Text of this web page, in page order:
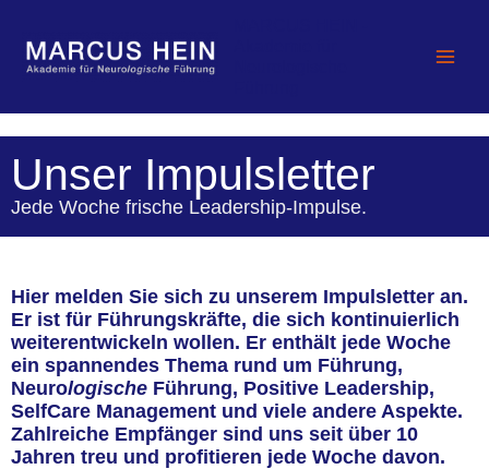
springen
Unser Impulsletter
Jede Woche frische Leadership-Impulse.
Hier melden Sie sich zu unserem Impulsletter an.
Er ist für Führungskräfte, die sich kontinuierlich
weiterentwickeln wollen. Er enthält jede Woche
ein spannendes Thema rund um Führung,
Neurologische Führung, Positive Leadership,
SelfCare Management und viele andere Aspekte.
Zahlreiche Empfänger sind uns seit über 10
Jahren treu und profitieren jede Woche davon.